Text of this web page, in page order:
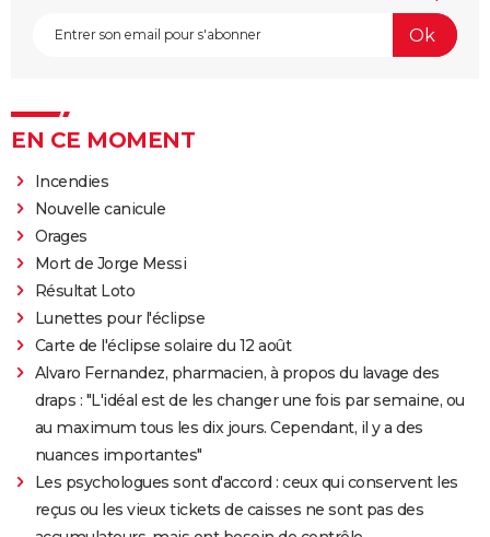
EN CE MOMENT
Incendies
Nouvelle canicule
Orages
Mort de Jorge Messi
Résultat Loto
Lunettes pour l'éclipse
Carte de l'éclipse solaire du 12 août
Alvaro Fernandez, pharmacien, à propos du lavage des
draps : "L'idéal est de les changer une fois par semaine, ou
au maximum tous les dix jours. Cependant, il y a des
nuances importantes"
Les psychologues sont d'accord : ceux qui conservent les
reçus ou les vieux tickets de caisses ne sont pas des